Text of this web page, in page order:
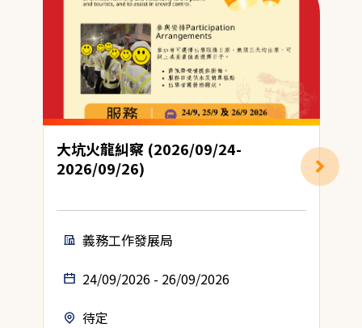
大坑火龍糾察 (2026/09/24-
2026/09/26)
義務工作發展局
24/09/2026 - 26/09/2026
待定